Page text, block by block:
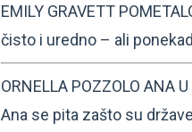
EMILY GRAVETT
čisto i uredno – ali
ORNELLA POZZOLO ANA
Ana se pita zašto su